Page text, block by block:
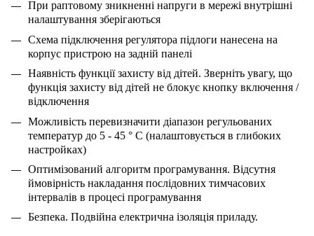
При раптовому зникненні напруги в мережі внутрішні
налаштування зберігаються
Схема підключення регулятора підлоги нанесена на
корпус пристрою на задній панелі
Наявність функції захисту від дітей. Зверніть увагу, що
функція захисту від дітей не блокує кнопку включення /
відключення
Можливість перевизначити діапазон регульованих
температур до 5 - 45 ° С (налаштовується в глибоких
настройках)
Оптимізований алгоритм програмування. Відсутня
ймовірність накладання послідовних тимчасових
інтервалів в процесі програмування
Безпека. Подвійна електрична ізоляція приладу.